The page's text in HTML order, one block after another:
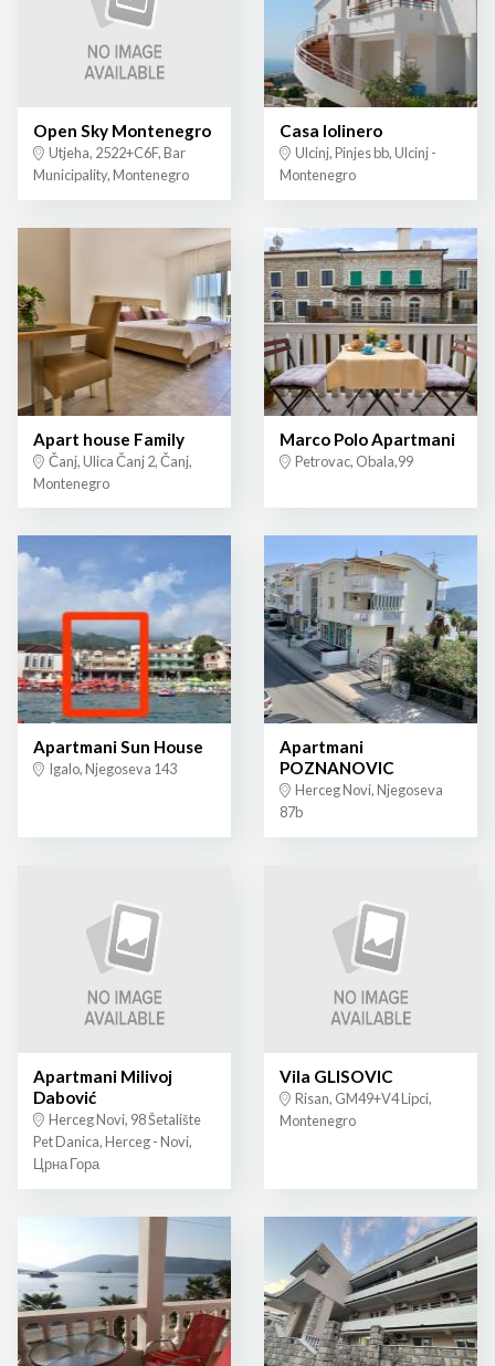
Open Sky Montenegro
Utjeha, 2522+C6F, Bar
Municipality, Montenegro
Casa lolinero
Ulcinj, Pinjes bb, Ulcinj -
Montenegro
Apart house Family
Čanj, Ulica Čanj 2, Čanj,
Montenegro
Marco Polo Apartmani
Petrovac, Obala,99
Apartmani Sun House
Igalo, Njegoseva 143
Apartmani
POZNANOVIC
Herceg Novi, Njegoseva
87b
Apartmani Milivoj
Dabović
Herceg Novi, 98 Šetalište
Pet Danica, Herceg - Novi,
Црна Гора
Vila GLISOVIC
Risan, GM49+V4 Lipci,
Montenegro